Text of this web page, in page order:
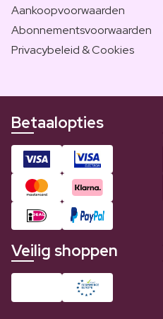
Aankoopvoorwaarden
Abonnementsvoorwaarden
Privacybeleid & Cookies
Betaalopties
Veilig shoppen